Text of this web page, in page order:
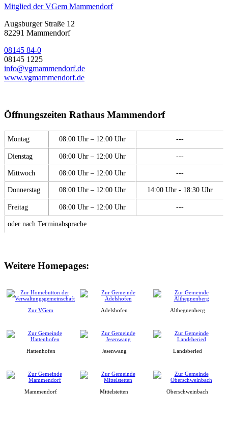
Mitglied der VGem Mammendorf
Augsburger Straße 12
82291 Mammendorf
08145 84-0
08145 1225
info@vgmammendorf.de
www.vgmammendorf.de
Öffnungszeiten Rathaus Mammendorf
Montag 08:00 Uhr – 12:00 Uhr ---
Dienstag 08:00 Uhr – 12:00 Uhr ---
Mittwoch 08:00 Uhr – 12:00 Uhr ---
Donnerstag 08:00 Uhr – 12:00 Uhr 14:00 Uhr - 18:30 Uhr
Freitag 08:00 Uhr – 12:00 Uhr ---
oder nach Terminabsprache
Weitere Homepages:
Zur VGem Adelshofen Althegnenberg
Hattenhofen Jesenwang Landsberied
Mammendorf Mittelstetten Oberschweinbach